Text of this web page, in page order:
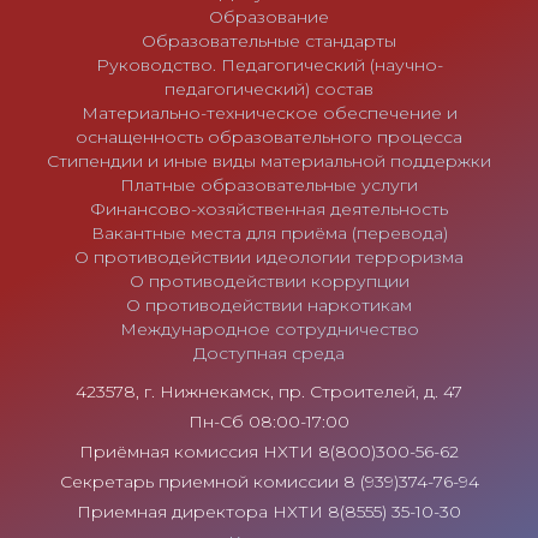
Образование
Образовательные стандарты
Руководство. Педагогический (научно-
педагогический) состав
Материально-техническое обеспечение и
оснащенность образовательного процесса
Стипендии и иные виды материальной поддержки
Платные образовательные услуги
Финансово-хозяйственная деятельность
Вакантные места для приёма (перевода)
О противодействии идеологии терроризма
О противодействии коррупции
О противодействии наркотикам
Международное сотрудничество
Доступная среда
423578, г. Нижнекамск, пр. Строителей, д. 47
Пн-Сб 08:00-17:00
Приёмная комиссия НХТИ 8(800)300-56-62
Секретарь приемной комиссии 8 (939)374-76-94
Приемная директора НХТИ 8(8555) 35-10-30